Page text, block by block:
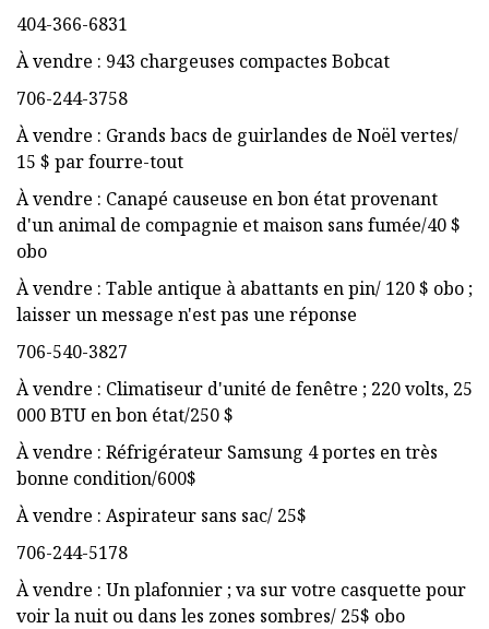
404-366-6831
À vendre : 943 chargeuses compactes Bobcat
706-244-3758
À vendre : Grands bacs de guirlandes de Noël vertes/
15 $ par fourre-tout
À vendre : Canapé causeuse en bon état provenant
d'un animal de compagnie et maison sans fumée/40 $
obo
À vendre : Table antique à abattants en pin/ 120 $ obo ;
laisser un message n'est pas une réponse
706-540-3827
À vendre : Climatiseur d'unité de fenêtre ; 220 volts, 25
000 BTU en bon état/250 $
À vendre : Réfrigérateur Samsung 4 portes en très
bonne condition/600$
À vendre : Aspirateur sans sac/ 25$
706-244-5178
À vendre : Un plafonnier ; va sur votre casquette pour
voir la nuit ou dans les zones sombres/ 25$ obo